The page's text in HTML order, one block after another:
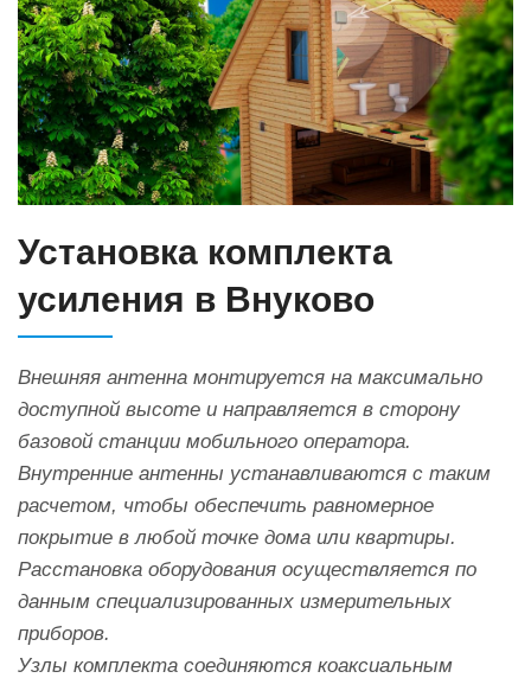
Установка комплекта
усиления в Внуково
Внешняя антенна монтируется на максимально
доступной высоте и направляется в сторону
базовой станции мобильного оператора.
Внутренние антенны устанавливаются с таким
расчетом, чтобы обеспечить равномерное
покрытие в любой точке дома или квартиры.
Расстановка оборудования осуществляется по
данным специализированных измерительных
приборов.
Узлы комплекта соединяются коаксиальным